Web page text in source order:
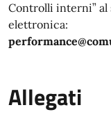
Controlli interni”
elettronica:
Allegati